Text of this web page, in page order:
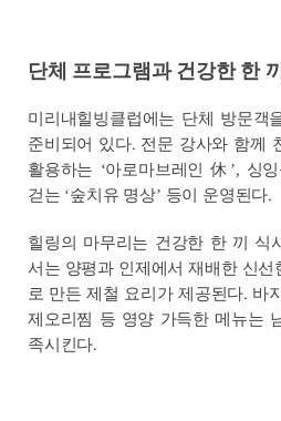
단체 프로그램과 건강한 한 끼
미리내힐빙클럽에는 단체 방문객
준비되어 있다. 전문 강사와 함께
활용하는 ‘아로마브레인 休’, 싱
걷는 ‘숲치유 명상’ 등이 운영된다.
힐링의 마무리는 건강한 한 끼 식
서는 양평과 인제에서 재배한 신선
로 만든 제철 요리가 제공된다. 바
제오리찜 등 영양 가득한 메뉴는
족시킨다.